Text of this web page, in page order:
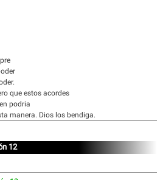
que estos acordes
podria
manera. Dios los bendiga.
12